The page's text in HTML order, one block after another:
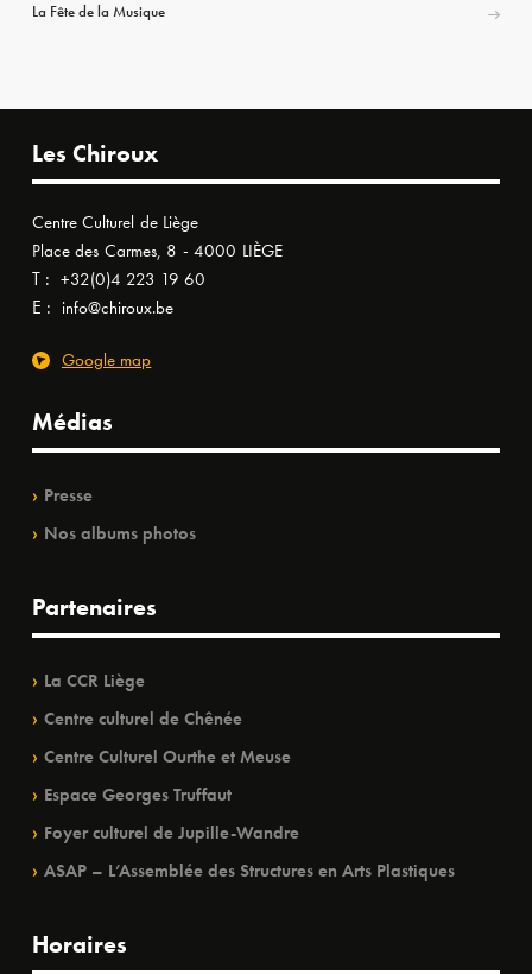
La Fête de la Musique
Les Chiroux
Centre Culturel de Liège
Place des Carmes, 8 - 4000 LIÈGE
T : +32(0)4 223 19 60
E : info@chiroux.be
Google map
Médias
Presse
Nos albums photos
Partenaires
La CCR Liège
Centre culturel de Chênée
Centre Culturel Ourthe et Meuse
Espace Georges Truffaut
Foyer culturel de Jupille-Wandre
ASAP – L’Assemblée des Structures en Arts Plastiques
Horaires